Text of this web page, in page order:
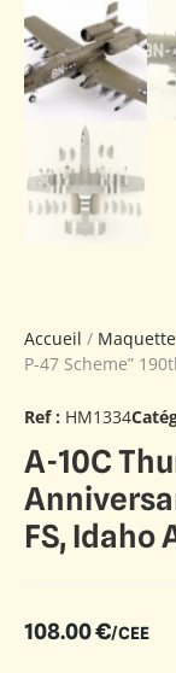
Accueil / Maquette
P-47 Scheme”
Ref : HM1334
A-10C
FS, Idaho
108.00€/CEE